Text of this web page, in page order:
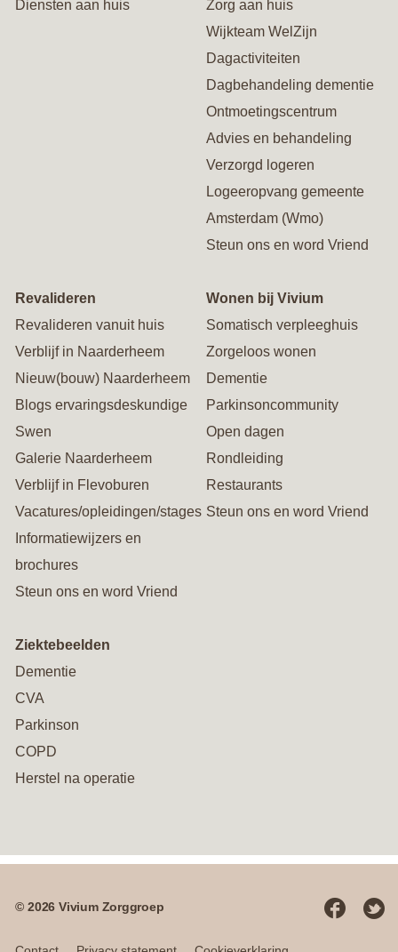
Diensten aan huis
Zorg aan huis
Wijkteam WelZijn
Dagactiviteiten
Dagbehandeling dementie
Ontmoetingscentrum
Advies en behandeling
Verzorgd logeren
Logeeropvang gemeente
Amsterdam (Wmo)
Steun ons en word Vriend
Revalideren
Revalideren vanuit huis
Verblijf in Naarderheem
Nieuw(bouw) Naarderheem
Blogs ervaringsdeskundige
Swen
Galerie Naarderheem
Verblijf in Flevoburen
Vacatures/opleidingen/stages
Informatiewijzers en
brochures
Steun ons en word Vriend
Wonen bij Vivium
Somatisch verpleeghuis
Zorgeloos wonen
Dementie
Parkinsoncommunity
Open dagen
Rondleiding
Restaurants
Steun ons en word Vriend
Ziektebeelden
Dementie
CVA
Parkinson
COPD
Herstel na operatie
© 2026 Vivium Zorggroep
Social